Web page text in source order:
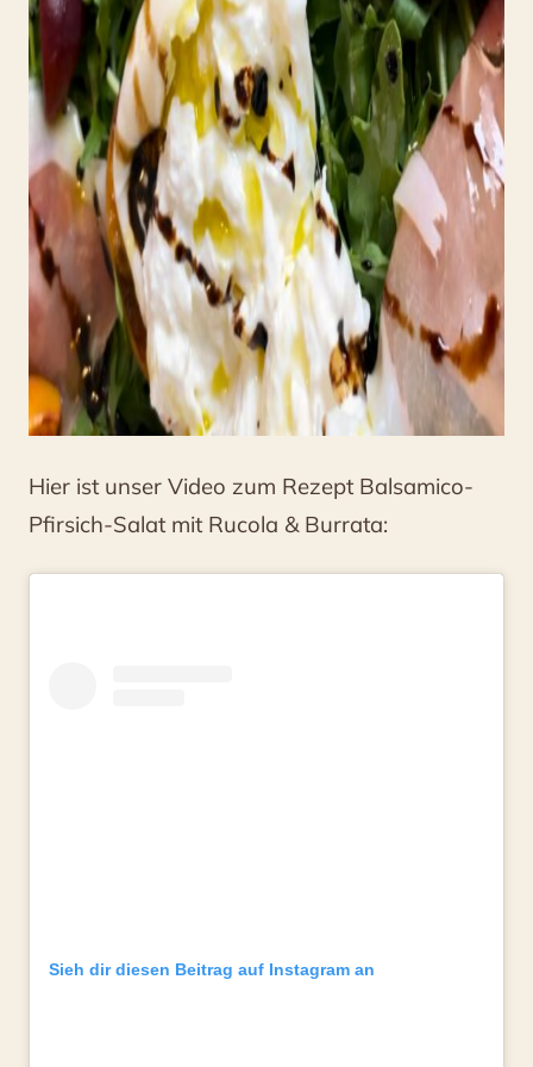
Hier ist unser Video zum Rezept Balsamico-
Pfirsich-Salat mit Rucola & Burrata:
Sieh dir diesen Beitrag auf Instagram an